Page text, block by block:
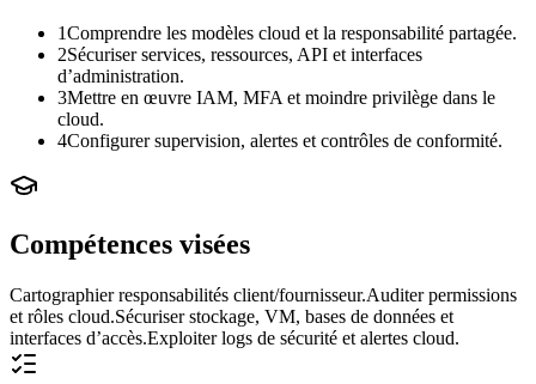
1Comprendre les modèles cloud et la responsabilité partagée.
2Sécuriser services, ressources, API et interfaces
d’administration.
3Mettre en œuvre IAM, MFA et moindre privilège dans le
cloud.
4Configurer supervision, alertes et contrôles de conformité.
Compétences visées
Cartographier responsabilités client/fournisseur.Auditer permissions
et rôles cloud.Sécuriser stockage, VM, bases de données et
interfaces d’accès.Exploiter logs de sécurité et alertes cloud.